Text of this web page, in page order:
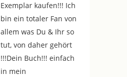
Exemplar kaufen!!! Ich
bin ein totaler Fan von
allem was Du & Ihr so
tut, von daher gehört
!!!Dein Buch!!! einfach
in mein